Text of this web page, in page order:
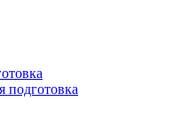
подготовка